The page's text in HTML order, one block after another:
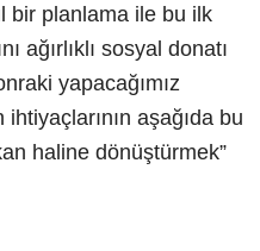
bir planlama ile bu ilk
ağırlıklı sosyal donatı
yapacağımız
aşağıda bu
haline dönüştürmek”